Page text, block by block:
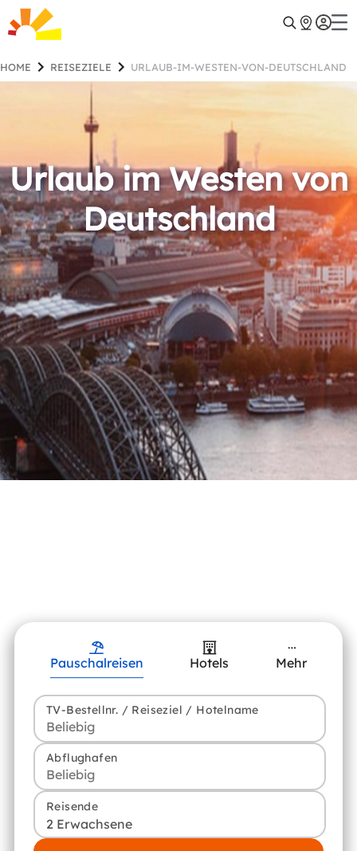
HOME REISEZIELE URLAUB-IM-WESTEN-VON-DEUTSCHLAND
Urlaub im Westen von
Deutschland
Pauschalreisen Hotels Mehr
TV-Bestellnr. / Reiseziel / Hotelname
Abflughafen
Reisende
2 Erwachsene